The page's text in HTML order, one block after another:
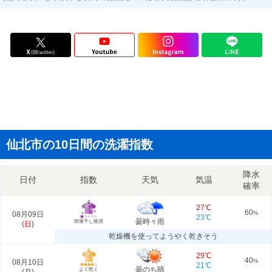
仙北市の10日間の洗濯指数
日付 指数 天気 気温
降水
確率
08月09日
(日 ) 部屋干し推奨 曇時々雨
27℃
23℃
60%
乾燥機を使ってようやく乾きそう
08月10日
よく乾く 曇のち晴
29℃
21℃
40%